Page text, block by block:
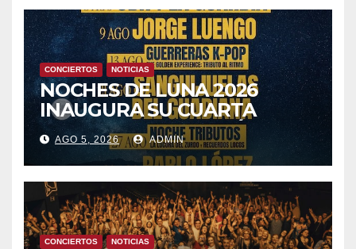
CONCIERTOS NOTICIAS
NOCHES DE LUNA 2026
INAUGURA SU CUARTA
TEMPORADA ESTE SÁBADO
8 CON OBK Y LA GUARDIA
AGO 5, 2026 ADMIN
CONCIERTOS NOTICIAS